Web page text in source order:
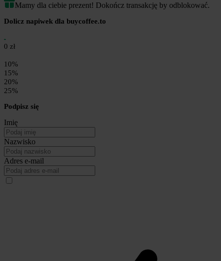
Mamy dla ciebie prezent! Dokończ transakcję by odblokować.
Dolicz napiwek dla buycoffee.to
0 zł
10%
15%
20%
25%
Podpisz się
Imię
Nazwisko
Adres e-mail